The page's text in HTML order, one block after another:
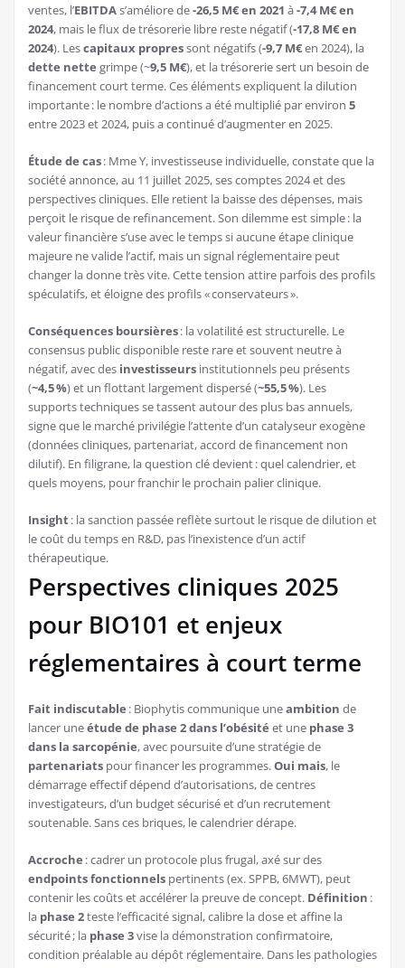
ventes, l’EBITDAs’améliore de-26,5 M€ en 2021 à-7,4 M€ en
2024, mais le flux de trésorerie libre reste négatif (-17,8 M€ en
2024). Lescapitaux propressont négatifs (-9,7 M€en 2024), la
dette nette grimpe (~9,5 M€), et la trésorerie sert un besoin de
financement court terme. Ces éléments expliquent la dilution
importante : le nombre d’actions a été multiplié par environ 5
entre 2023 et 2024, puis a continué d’augmenter en 2025.
Étude de cas: Mme Y, investisseuse individuelle, constate que la
société annonce, au 11 juillet 2025, ses comptes 2024 et des
perspectives cliniques. Elle retient la baisse des dépenses, mais
perçoit le risque de refinancement. Son dilemme est simple : la
valeur financière s’use avec le temps si aucune étape clinique
majeure ne valide l’actif, mais un signal réglementaire peut
changer la donne très vite. Cette tension attire parfois des profils
spéculatifs, et éloigne des profils « conservateurs ».
Conséquences boursières: la volatilité est structurelle. Le
consensus public disponible reste rare et souvent neutre à
négatif, avec des investisseurs institutionnels peu présents
(~4,5 %) et un flottant largement dispersé (~55,5 %). Les
supports techniques se tassent autour des plus bas annuels,
signe que le marché privilégie l’attente d’un catalyseur exogène
(données cliniques, partenariat, accord de financement non
dilutif). En filigrane, la question clé devient : quel calendrier, et
quels moyens, pour franchir le prochain palier clinique.
Insight: la sanction passée reflète surtout le risque de dilution et
le coût du temps en R&D, pas l’inexistence d’un actif
thérapeutique.
Perspectives cliniques 2025
pour BIO101 et enjeux
réglementaires à court terme
Fait indiscutable : Biophytis communique uneambition de
lancer uneétude de phase 2 dans l’obésité et une phase 3
dans la sarcopénie, avec poursuite d’une stratégie de
partenariats pour financer les programmes.Oui mais, le
démarrage effectif dépend d’autorisations, de centres
investigateurs, d’un budget sécurisé et d’un recrutement
soutenable. Sans ces briques, le calendrier dérape.
Accroche : cadrer un protocole plus frugal, axé sur des
endpoints fonctionnels pertinents (ex. SPPB, 6MWT), peut
contenir les coûts et accélérer la preuve de concept. Définition :
la phase 2teste l’efficacité signal, calibre la dose et affine la
sécurité ; la phase 3vise la démonstration confirmatoire,
condition préalable au dépôt réglementaire. Dans les pathologies